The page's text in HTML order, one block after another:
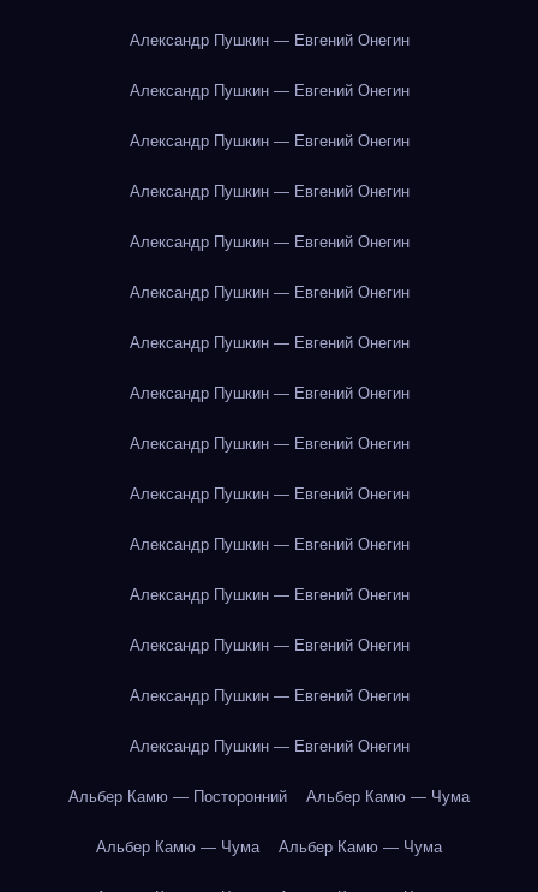
Александр Пушкин — Евгений Онегин
Александр Пушкин — Евгений Онегин
Александр Пушкин — Евгений Онегин
Александр Пушкин — Евгений Онегин
Александр Пушкин — Евгений Онегин
Александр Пушкин — Евгений Онегин
Александр Пушкин — Евгений Онегин
Александр Пушкин — Евгений Онегин
Александр Пушкин — Евгений Онегин
Александр Пушкин — Евгений Онегин
Александр Пушкин — Евгений Онегин
Александр Пушкин — Евгений Онегин
Александр Пушкин — Евгений Онегин
Александр Пушкин — Евгений Онегин
Александр Пушкин — Евгений Онегин
Альбер Камю — Посторонний Альбер Камю — Чума
Альбер Камю — Чума Альбер Камю — Чума